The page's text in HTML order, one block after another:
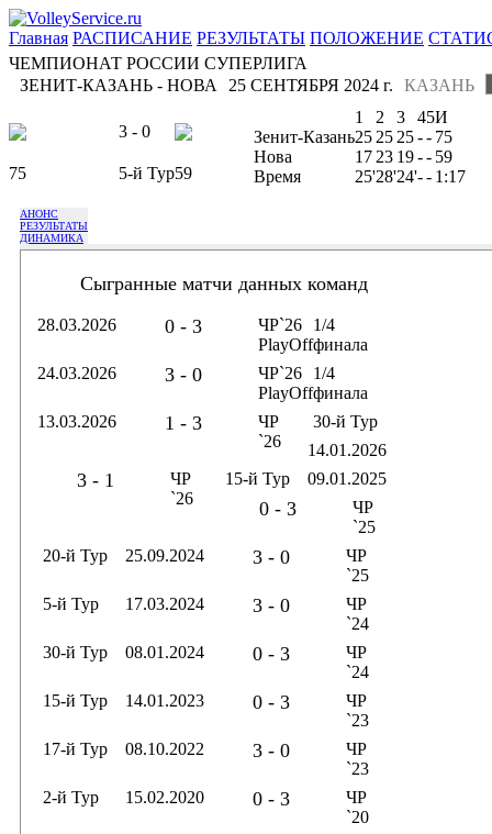
Главная РАСПИСАНИЕ РЕЗУЛЬТАТЫ ПОЛОЖЕНИЕ
ЧЕМПИОНАТ РОССИИ СУПЕРЛИГА
ЗЕНИТ-КАЗАНЬ - НОВА
КАЗАНЬ
25 СЕНТЯБРЯ 2024 г.
3 - 0
75 5-й Тур59
1 2 3 45И
Зенит-Казань25 25 25-- 75
Нова
17 23 19-- 59
Время
25'28'24'-- 1:17
АНОНС
РЕЗУЛЬТАТЫ
ДИНАМИКА
Сыгранные матчи данных команд
28.03.2026 0 - 3
ЧР`26
PlayOff
1/4
финала
24.03.2026
3 - 0
ЧР`26
PlayOff
1/4
финала
13.03.2026
1 - 3
ЧР
`26
30-й Тур
14.01.2026
3 - 1
ЧР
`26
15-й Тур 09.01.2025
0 - 3
ЧР
`25
20-й Тур
25.09.2024 3 - 0
ЧР
`25
5-й Тур
17.03.2024 3 - 0
ЧР
`24
30-й Тур
08.01.2024 0 - 3
ЧР
`24
15-й Тур
14.01.2023 0 - 3
ЧР
`23
17-й Тур
08.10.2022 3 - 0
ЧР
`23
2-й Тур
15.02.2020 0 - 3
ЧР
`20